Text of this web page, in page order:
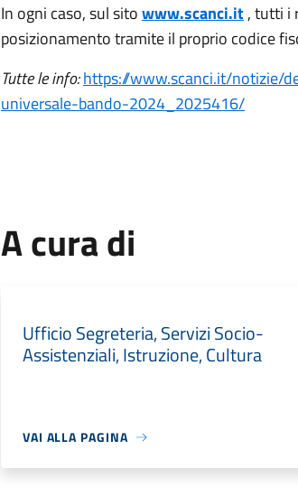
In ogni caso, sul sitowww.scanci.it, tutti i
posizionamento tramite il proprio codice
Tutte le info:https://www.scanci.it/notizie/
universale-bando-2024_2025416/
A cura di
Ufficio Segreteria, Servizi Socio-
Assistenziali, Istruzione, Cultura
VAI ALLA PAGINA